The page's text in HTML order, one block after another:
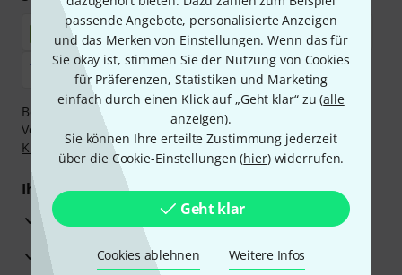
passende Angebote, personalisierte Anzeigen
und das Merken von Einstellungen. Wenn das für
Sie okay ist, stimmen Sie der Nutzung von Cookies
für Präferenzen, Statistiken und Marketing
einfach durch einen Klick auf „Geht klar“ zu (alle
anzeigen).
Sie können Ihre erteilte Zustimmung jederzeit
über die Cookie-Einstellungen (hier) widerrufen.
Geht klar
Cookies ablehnen Weitere Infos
Bezahlen Sie vertraulich und sicher per Nachnahme,
Vorkasse, PayPal, Amazon Pay,Klarna Sofort bezahlen
Klarna Ratenzahlungoder Kreditkarte.
Ihre Vorteile
3 Jahre Thomann Garantie
30 Tage Money-Back-Garantie